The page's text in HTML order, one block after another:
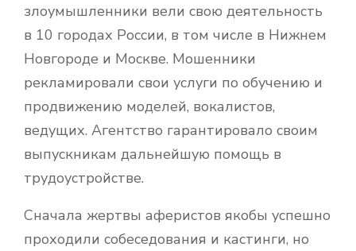
злоумышленники вели свою деятельность
в 10 городах России, в том числе в Нижнем
Новгороде и Москве. Мошенники
рекламировали свои услуги по обучению и
продвижению моделей, вокалистов,
ведущих. Агентство гарантировало своим
выпускникам дальнейшую помощь в
трудоустройстве.
Сначала жертвы аферистов якобы успешно
проходили собеседования и кастинги, но